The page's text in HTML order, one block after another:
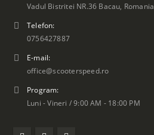
Vadul Bistritei NR.36 Bacau, Romania
Telefon:
0756427887
E-mail:
office@scooterspeed.ro
Program:
Luni - Vineri / 9:00 AM - 18:00 PM